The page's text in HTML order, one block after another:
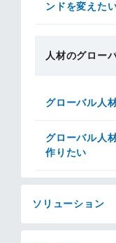
ンドを変えた
人材のグロー
グローバル人
グローバル人
作りたい
ソリューション